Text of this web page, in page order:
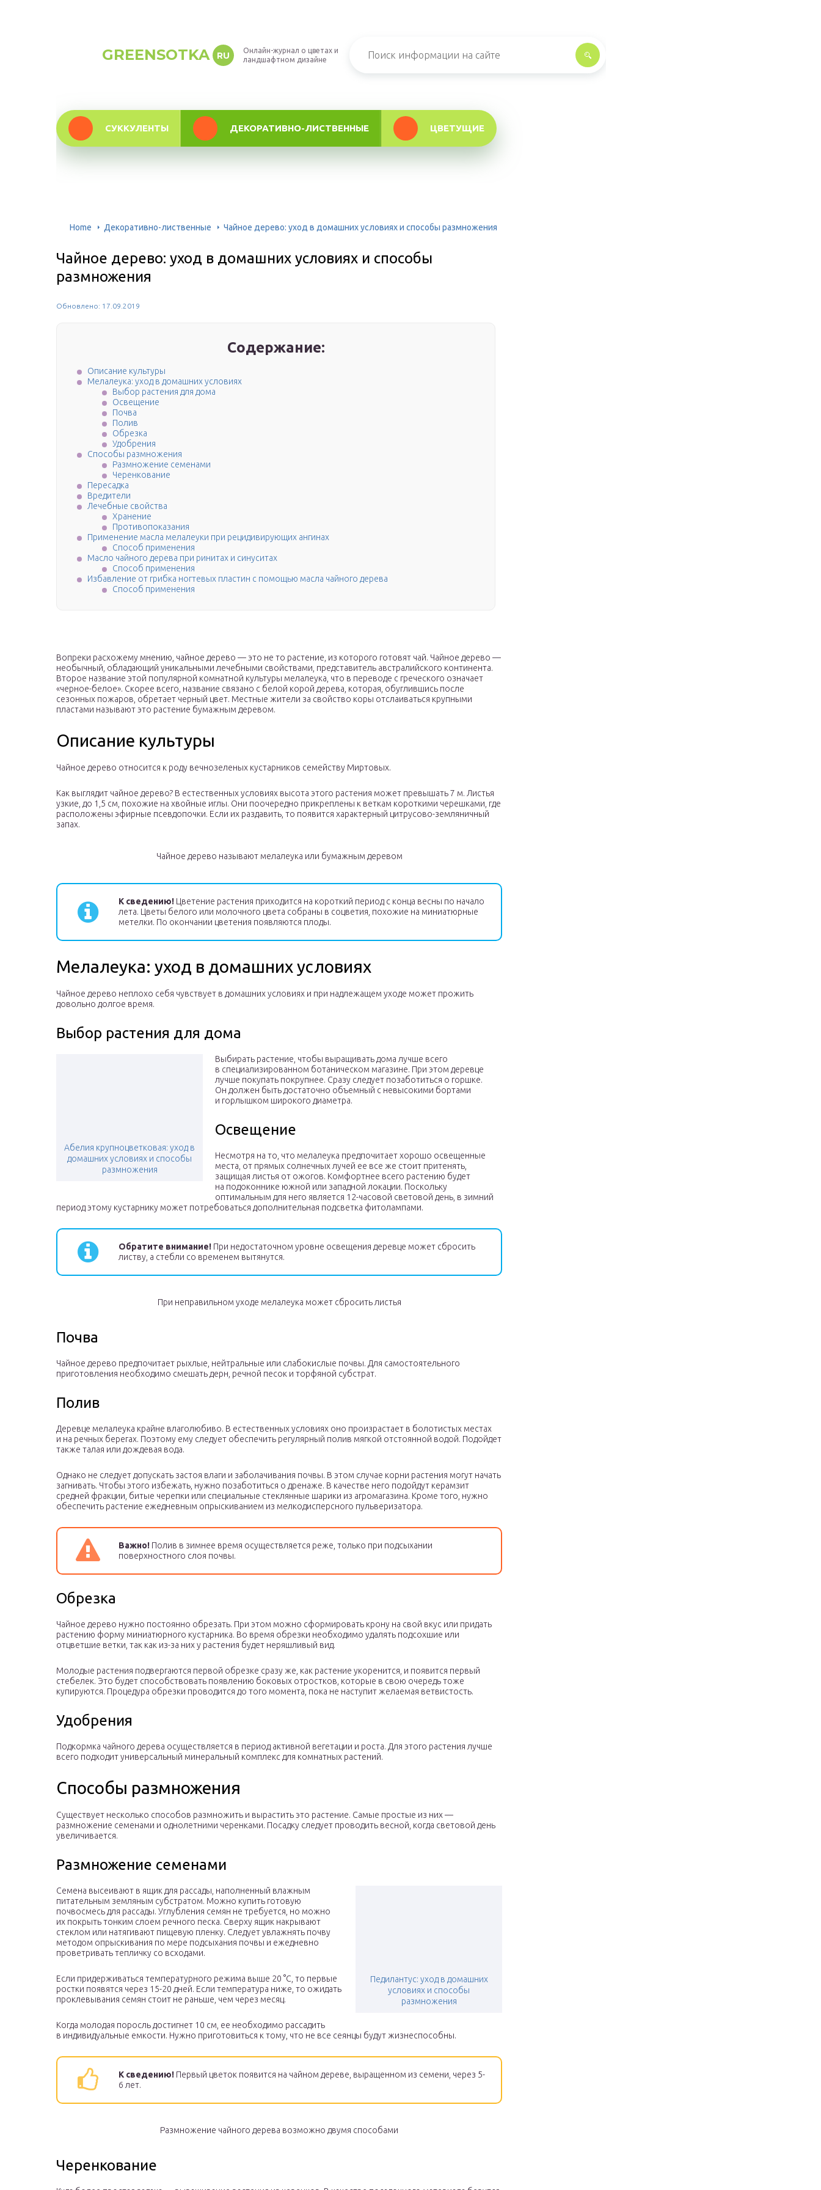
GREENSOTKA RU
Онлайн-журнал о цветах и
ландшафтном дизайне
СУККУЛЕНТЫ ДЕКОРАТИВНО-ЛИСТВЕННЫЕ ЦВЕТУЩИЕ
Home Декоративно-лиственные Чайное дерево: уход в домашних условиях и способы размножения
Чайное дерево: уход в домашних условиях и способы
размножения
Обновлено: 17.09.2019
Содержание:
Описание культуры
Мелалеука: уход в домашних условиях
Выбор растения для дома
Освещение
Почва
Полив
Обрезка
Удобрения
Способы размножения
Размножение семенами
Черенкование
Пересадка
Вредители
Лечебные свойства
Хранение
Противопоказания
Применение масла мелалеуки при рецидивирующих ангинах
Способ применения
Масло чайного дерева при ринитах и синуситах
Способ применения
Избавление от грибка ногтевых пластин с помощью масла чайного дерева
Способ применения
Вопреки расхожему мнению, чайное дерево — это не то растение, из которого готовят чай. Чайное дерево —
необычный, обладающий уникальными лечебными свойствами, представитель австралийского континента.
Второе название этой популярной комнатной культуры мелалеука, что в переводе с греческого означает
«черное-белое». Скорее всего, название связано с белой корой дерева, которая, обуглившись после
сезонных пожаров, обретает черный цвет. Местные жители за свойство коры отслаиваться крупными
пластами называют это растение бумажным деревом.
Описание культуры
Чайное дерево относится к роду вечнозеленых кустарников семейству Миртовых.
Как выглядит чайное дерево? В естественных условиях высота этого растения может превышать 7 м. Листья
узкие, до 1,5 см, похожие на хвойные иглы. Они поочередно прикреплены к веткам короткими черешками, где
расположены эфирные псевдопочки. Если их раздавить, то появится характерный цитрусово-земляничный
запах.
Чайное дерево называют мелалеука или бумажным деревом
К сведению! Цветение растения приходится на короткий период с конца весны по начало
лета. Цветы белого или молочного цвета собраны в соцветия, похожие на миниатюрные
метелки. По окончании цветения появляются плоды.
Мелалеука: уход в домашних условиях
Чайное дерево неплохо себя чувствует в домашних условиях и при надлежащем уходе может прожить
довольно долгое время.
Выбор растения для дома
Абелия крупноцветковая: уход в
домашних условиях и способы
размножения
Выбирать растение, чтобы выращивать дома лучше всего
в специализированном ботаническом магазине. При этом деревце
лучше покупать покрупнее. Сразу следует позаботиться о горшке.
Он должен быть достаточно объемный с невысокими бортами
и горлышком широкого диаметра.
Освещение
Несмотря на то, что мелалеука предпочитает хорошо освещенные
места, от прямых солнечных лучей ее все же стоит притенять,
защищая листья от ожогов. Комфортнее всего растению будет
на подоконнике южной или западной локации. Поскольку
оптимальным для него является 12-часовой световой день, в зимний
период этому кустарнику может потребоваться дополнительная подсветка фитолампами.
Обратите внимание! При недостаточном уровне освещения деревце может сбросить
листву, а стебли со временем вытянутся.
При неправильном уходе мелалеука может сбросить листья
Почва
Чайное дерево предпочитает рыхлые, нейтральные или слабокислые почвы. Для самостоятельного
приготовления необходимо смешать дерн, речной песок и торфяной субстрат.
Полив
Деревце мелалеука крайне влаголюбиво. В естественных условиях оно произрастает в болотистых местах
и на речных берегах. Поэтому ему следует обеспечить регулярный полив мягкой отстоянной водой. Подойдет
также талая или дождевая вода.
Однако не следует допускать застоя влаги и заболачивания почвы. В этом случае корни растения могут начать
загнивать. Чтобы этого избежать, нужно позаботиться о дренаже. В качестве него подойдут керамзит
средней фракции, битые черепки или специальные стеклянные шарики из агромагазина. Кроме того, нужно
обеспечить растение ежедневным опрыскиванием из мелкодисперсного пульверизатора.
Важно! Полив в зимнее время осуществляется реже, только при подсыхании
поверхностного слоя почвы.
Обрезка
Чайное дерево нужно постоянно обрезать. При этом можно сформировать крону на свой вкус или придать
растению форму миниатюрного кустарника. Во время обрезки необходимо удалять подсохшие или
отцветшие ветки, так как из-за них у растения будет неряшливый вид.
Молодые растения подвергаются первой обрезке сразу же, как растение укоренится, и появится первый
стебелек. Это будет способствовать появлению боковых отростков, которые в свою очередь тоже
купируются. Процедура обрезки проводится до того момента, пока не наступит желаемая ветвистость.
Удобрения
Подкормка чайного дерева осуществляется в период активной вегетации и роста. Для этого растения лучше
всего подходит универсальный минеральный комплекс для комнатных растений.
Способы размножения
Существует несколько способов размножить и вырастить это растение. Самые простые из них —
размножение семенами и однолетними черенками. Посадку следует проводить весной, когда световой день
увеличивается.
Размножение семенами
Педилантус: уход в домашних
условиях и способы
размножения
Семена высеивают в ящик для рассады, наполненный влажным
питательным земляным субстратом. Можно купить готовую
почвосмесь для рассады. Углубления семян не требуется, но можно
их покрыть тонким слоем речного песка. Сверху ящик накрывают
стеклом или натягивают пищевую пленку. Следует увлажнять почву
методом опрыскивания по мере подсыхания почвы и ежедневно
проветривать тепличку со всходами.
Если придерживаться температурного режима выше 20 °С, то первые
ростки появятся через 15-20 дней. Если температура ниже, то ожидать
проклевывания семян стоит не раньше, чем через месяц.
Когда молодая поросль достигнет 10 см, ее необходимо рассадить
в индивидуальные емкости. Нужно приготовиться к тому, что не все сеянцы будут жизнеспособны.
К сведению! Первый цветок появится на чайном дереве, выращенном из семени, через 5-
6 лет.
Размножение чайного дерева возможно двумя способами
Черенкование